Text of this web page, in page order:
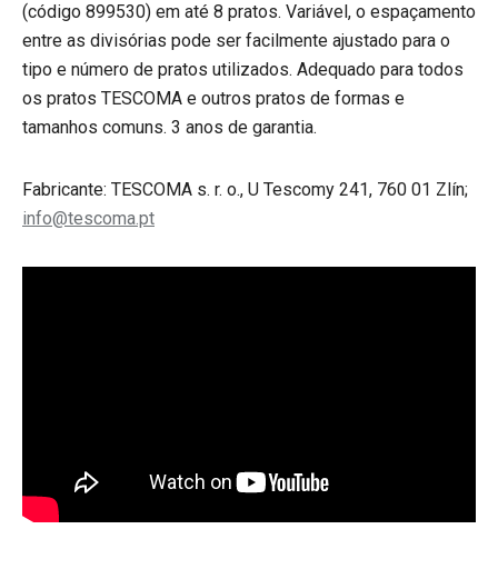
(código 899530) em até 8 pratos. Variável, o espaçamento
entre as divisórias pode ser facilmente ajustado para o
tipo e número de pratos utilizados. Adequado para todos
os pratos TESCOMA e outros pratos de formas e
tamanhos comuns. 3 anos de garantia.
Fabricante: TESCOMA s. r. o., U Tescomy 241, 760 01 Zlín;
info@tescoma.pt